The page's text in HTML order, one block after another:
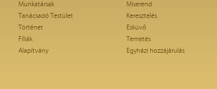
Munkatársak
Tanácsadó Testület
Történet
Fíliák
Alapítvány
Miserend
Keresztelés
Esküvő
Temetés
Egyházi hozzájárulás